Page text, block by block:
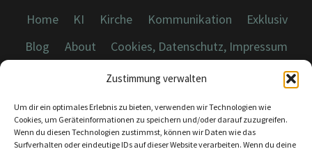
Zustimmung verwalten
Um dir ein optimales Erlebnis zu bieten, verwenden wir Technologien wie
Cookies, um Geräteinformationen zu speichern und/oder darauf zuzugreifen.
Wenn du diesen Technologien zustimmst, können wir Daten wie das
Surfverhalten oder eindeutige IDs auf dieser Website verarbeiten. Wenn du deine
Home KI Kirche Kommunikation
Exklusiv
Blog
About Cookies, Datenschutz, Impressum
© 2026 Dicebreaker.de - Alle Rechte vorbehalten